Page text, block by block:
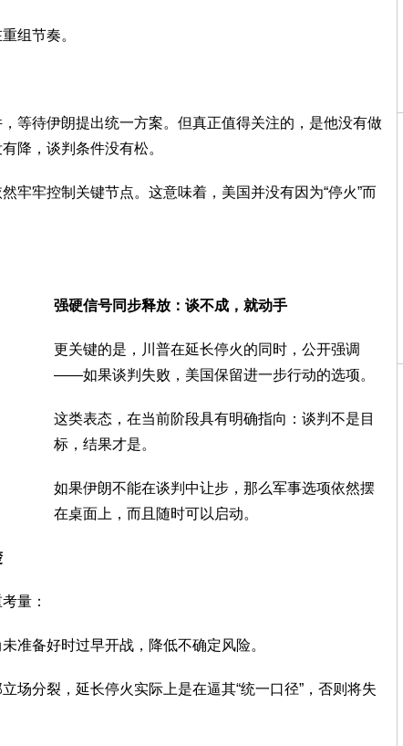
组节奏。
等待伊朗提出统一方案。但真正值得关注的，是他没有做
降，谈判条件没有松。
牢牢控制关键节点。这意味着，美国并没有因为“停火”而
强硬信号同步释放：谈不成，就动手
更关键的是，川普在延长停火的同时，公开强调
——如果谈判失败，美国保留进一步行动的选项。
这类表态，在当前阶段具有明确指向：谈判不是目
标，结果才是。
如果伊朗不能在谈判中让步，那么军事选项依然摆
在桌面上，而且随时可以启动。
量：
准备好时过早开战，降低不确定风险。
场分裂，延长停火实际上是在逼其“统一口径”，否则将失